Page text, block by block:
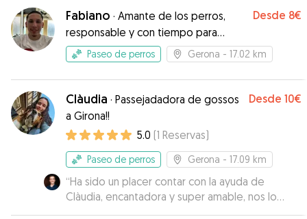
con él 4 noches y nos envió fotos y vídeos cada
día, se le veía tranquilo y feliz así que pudimos
disfrutar tranquilos del viaje. Sin duda
repetiremos! ”
Fabiano · Amante de los perros,
responsable y con tiempo para
mimarlos 🦴
Desde 8€
Paseo de perros Gerona - 17.02 km
Clàudia · Passejadadora de gossos
a Girona!!
Desde 10€
5.0 (1 Reservas)
Paseo de perros Gerona - 17.09 km
“Ha sido un placer contar con la ayuda de
Clàudia, encantadora y super amable, nos lo
facilitó todo lo máximo posible! Sin duda